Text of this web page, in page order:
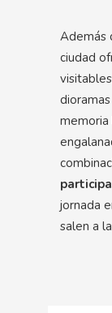
Además
ciudad
memoria
jornada
salen a